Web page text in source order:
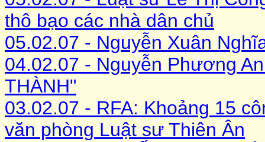
thô bạo các nhà dân chủ
05.02.07 - Nguyễn Xuân
04.02.07 - Nguyễn Phương
THÀNH"
03.02.07 - RFA: Khoảng 15
văn phòng Luật sư Thiên Ân